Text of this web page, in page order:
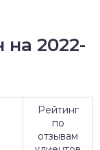
на 2022-
Рейтинг
по
отзывам